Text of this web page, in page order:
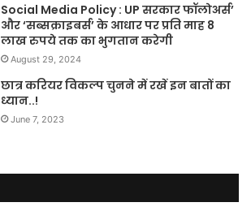
Social Media Policy : UP सरकार फॉलोअर्स’
और ‘सब्सक्राइबर्स’ के आधार पर प्रति माह 8
लाख रुपये तक का भुगतान करेगी
August 29, 2024
छात्र करियर विकल्प चुनने में रखें इन बातों का
ध्यान..!
June 7, 2023